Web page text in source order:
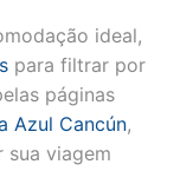
ideal,
para filtrar por
páginas
Azul Cancún,
sua viagem